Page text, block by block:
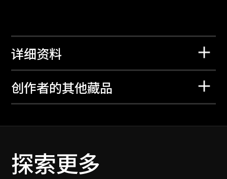
详细资料
创作者的其他藏品
探索更多